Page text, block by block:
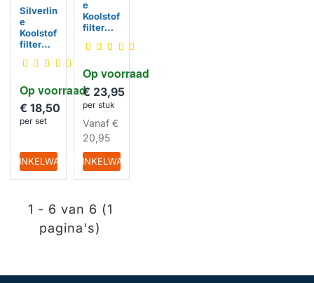
Op voorraad
Silverlin
e
Koolstof
filter
AF 90
€ 18,50
per set
WINKELWAGEN
Op voorraad
e
Koolstof
filter
€ 23,95
per stuk
Vanaf€
20,95
IN WINKELWAGEN
1 - 6 van 6 (1
pagina's)